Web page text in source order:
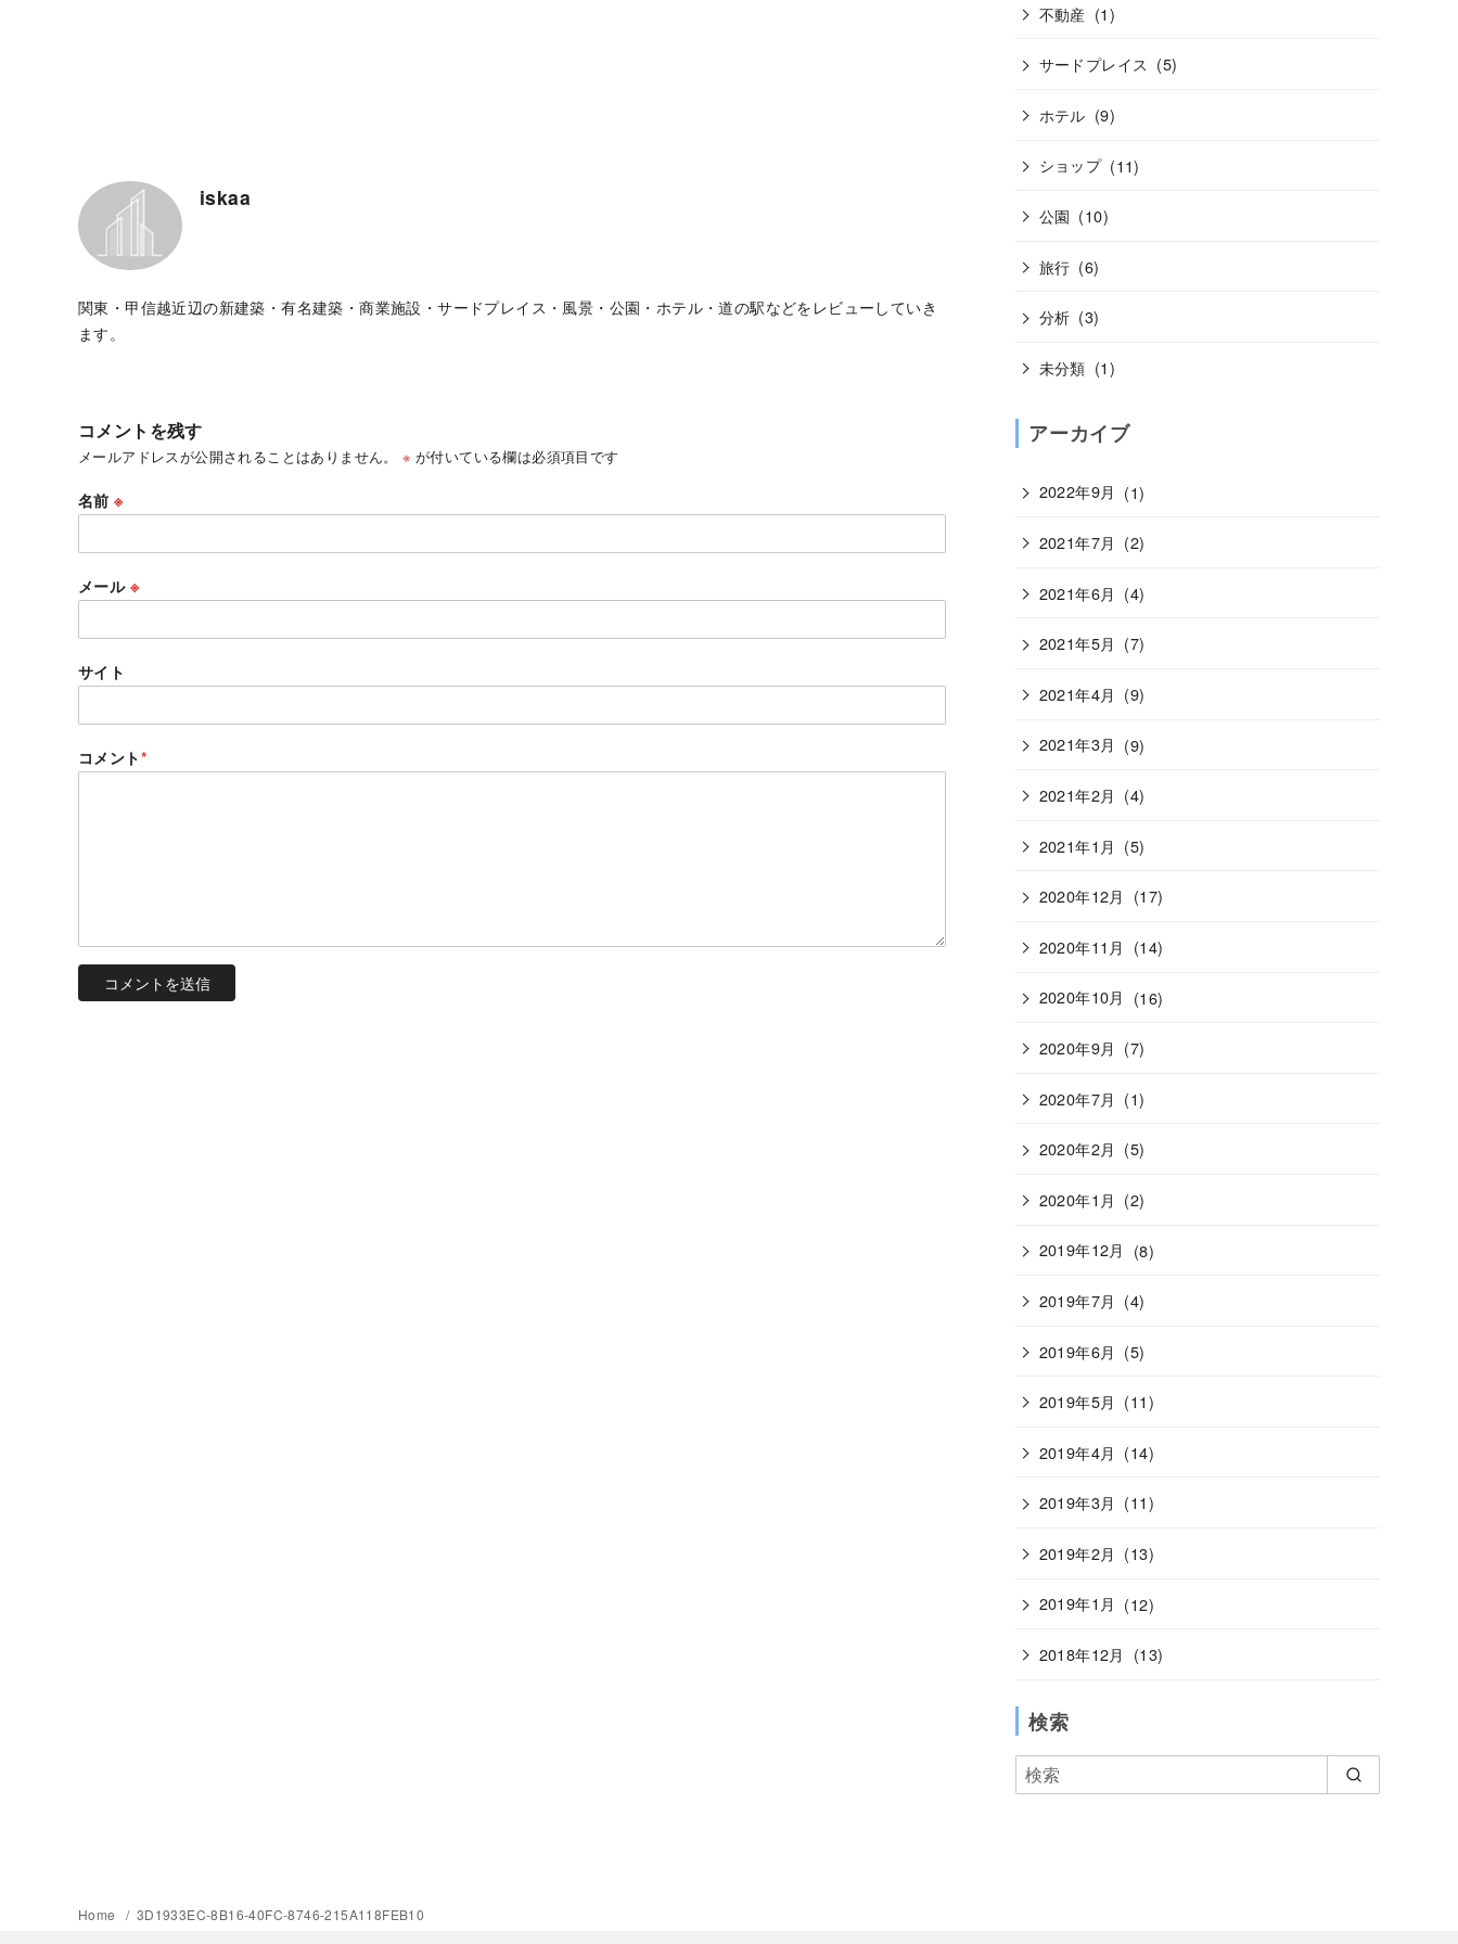
iskaa
関東・甲信越近辺の新建築・有名建築・商業施設・サードプレイス・風景・公園・ホテル・道の駅などをレビューしていき
ます。
コメントを残す
メールアドレスが公開されることはありません。 ※ が付いている欄は必須項目です
名前※
メール ※
サイト
コメント*
不動産 (1)
サードプレイス (5)
ホテル (9)
ショップ (11)
公園 (10)
旅行 (6)
分析 (3)
未分類 (1)
アーカイブ
2022年9月 (1)
2021年7月 (2)
2021年6月 (4)
2021年5月 (7)
2021年4月 (9)
2021年3月 (9)
2021年2月 (4)
2021年1月 (5)
2020年12月 (17)
2020年11月 (14)
2020年10月 (16)
2020年9月 (7)
2020年7月 (1)
2020年2月 (5)
2020年1月 (2)
2019年12月 (8)
2019年7月 (4)
2019年6月 (5)
2019年5月 (11)
2019年4月 (14)
2019年3月 (11)
2019年2月 (13)
2019年1月 (12)
2018年12月 (13)
検索
Home 3D1933EC-8B16-40FC-8746-215A118FEB10